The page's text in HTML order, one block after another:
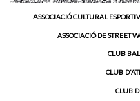
ASSOCIACIÓ CULTURAL
ASSOCIACIÓ DE STREET
CLUB
CLUB
CLUB